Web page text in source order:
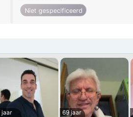
Niet gespecificeerd
69 jaar